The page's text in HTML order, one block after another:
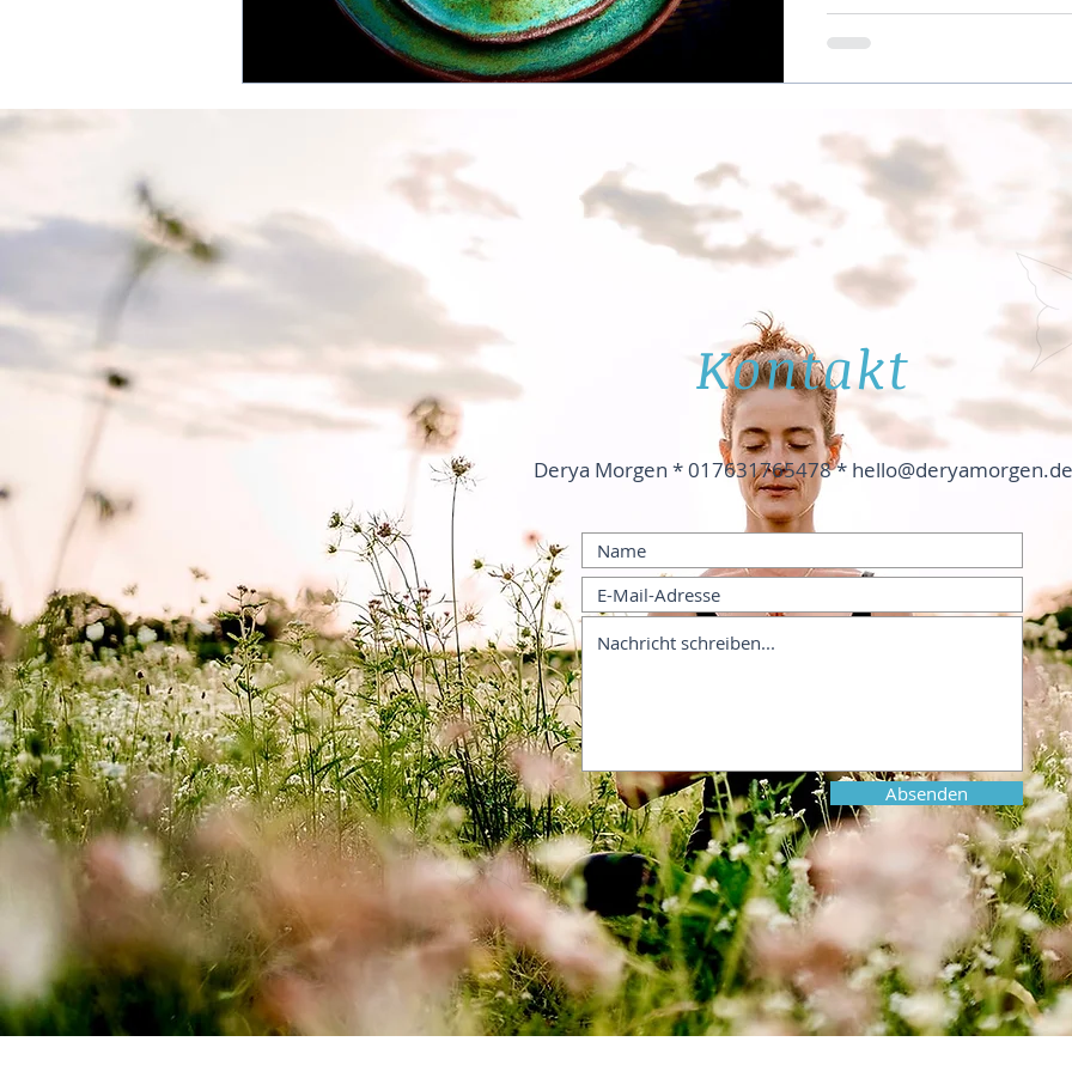
Kontakt
Derya Morgen * 017631765478 * hello@deryamorgen.de
Absenden